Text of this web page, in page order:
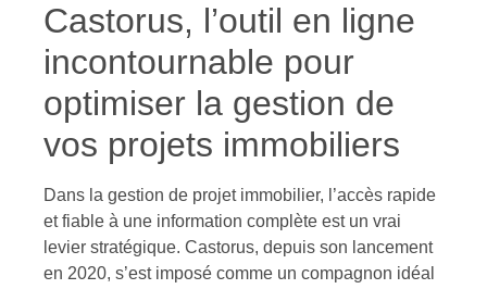
Castorus, l’outil en ligne
incontournable pour
optimiser la gestion de
vos projets immobiliers
Dans la gestion de projet immobilier, l’accès rapide
et fiable à une information complète est un vrai
levier stratégique. Castorus, depuis son lancement
en 2020, s’est imposé comme un compagnon idéal